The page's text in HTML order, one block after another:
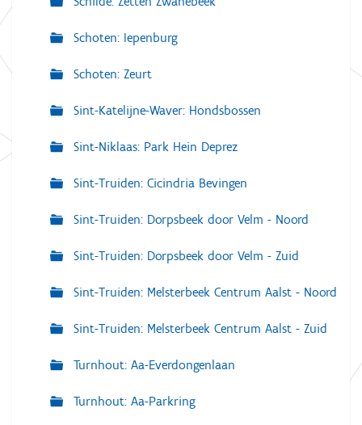
Schoten: Iepenburg
Schoten: Zeurt
Sint-Katelijne-Waver: Hondsbossen
Sint-Niklaas: Park Hein Deprez
Sint-Truiden: Cicindria Bevingen
Sint-Truiden: Dorpsbeek door Velm - Noord
Sint-Truiden: Dorpsbeek door Velm - Zuid
Sint-Truiden: Melsterbeek Centrum Aalst - Noord
Sint-Truiden: Melsterbeek Centrum Aalst - Zuid
Turnhout: Aa-Everdongenlaan
Turnhout: Aa-Parkring